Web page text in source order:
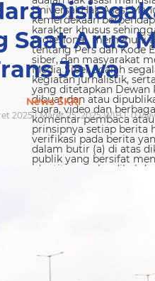
Saat Arus
Jawa
News SKRI
2025 | Maret 25, 2025 WIB | 0